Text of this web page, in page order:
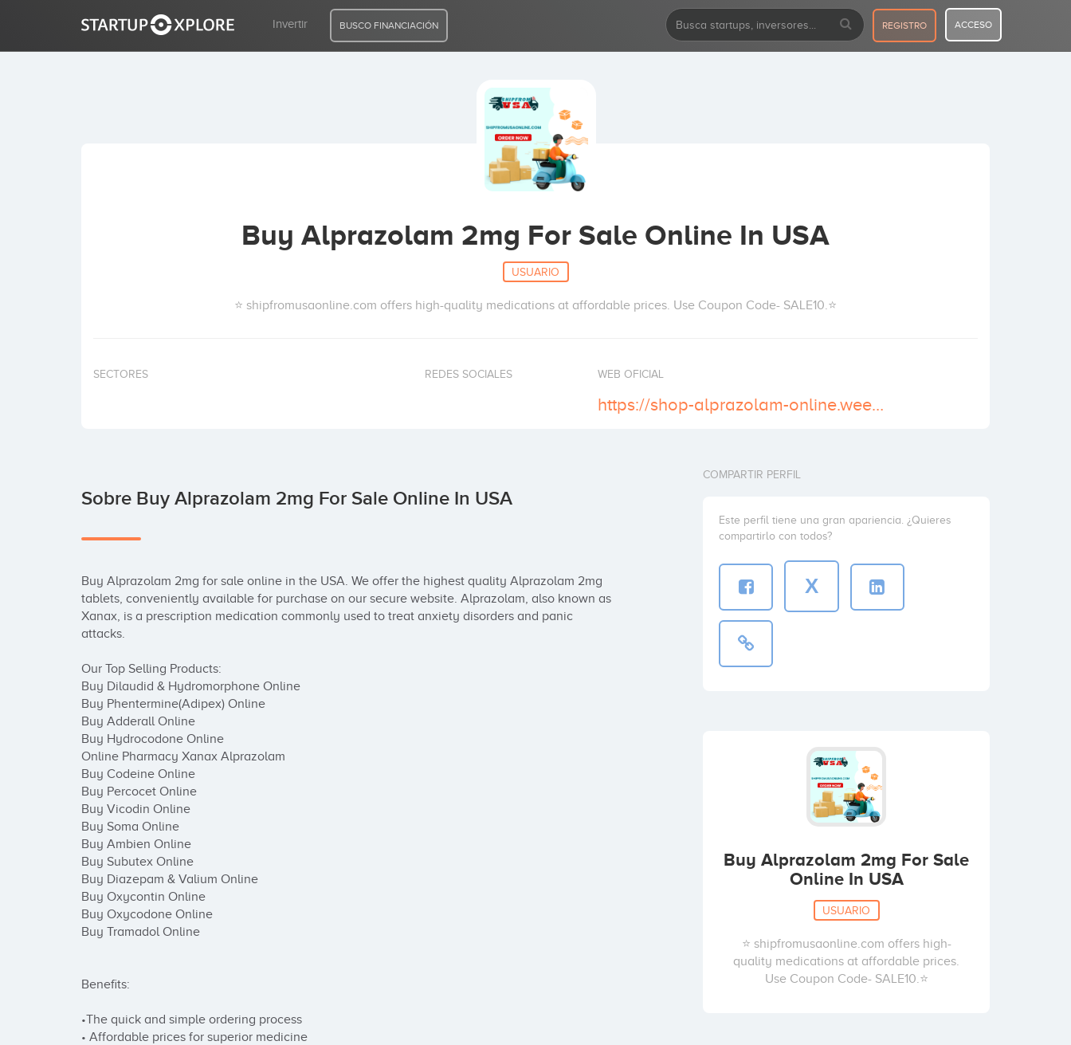
Invertir BUSCO FINANCIACIÓN REGISTRO ACCESO
Buy Alprazolam 2mg For Sale Online In USA
USUARIO
⭐ shipfromusaonline.com offers high-quality medications at affordable prices. Use Coupon Code- SALE10.⭐
SECTORES REDES SOCIALES WEB OFICIAL
https://shop-alprazolam-online.weebly.com/
Sobre Buy Alprazolam 2mg For Sale Online In USA
Buy Alprazolam 2mg for sale online in the USA. We offer the highest quality Alprazolam 2mg
tablets, conveniently available for purchase on our secure website. Alprazolam, also known as
Xanax, is a prescription medication commonly used to treat anxiety disorders and panic
attacks.
Our Top Selling Products:
Buy Dilaudid & Hydromorphone Online
Buy Phentermine(Adipex) Online
Buy Adderall Online
Buy Hydrocodone Online
Online Pharmacy Xanax Alprazolam
Buy Codeine Online
Buy Percocet Online
Buy Vicodin Online
Buy Soma Online
Buy Ambien Online
Buy Subutex Online​​​​​​​
Buy Diazepam & Valium Online
Buy Oxycontin Online
Buy Oxycodone Online
Buy Tramadol Online
Benefits:
•The quick and simple ordering process
• Affordable prices for superior medicine
COMPARTIR PERFIL
Este perfil tiene una gran apariencia. ¿Quieres
compartirlo con todos?
X
Buy Alprazolam 2mg For Sale
Online In USA
USUARIO
⭐ shipfromusaonline.com offers high-
quality medications at affordable prices.
Use Coupon Code- SALE10.⭐